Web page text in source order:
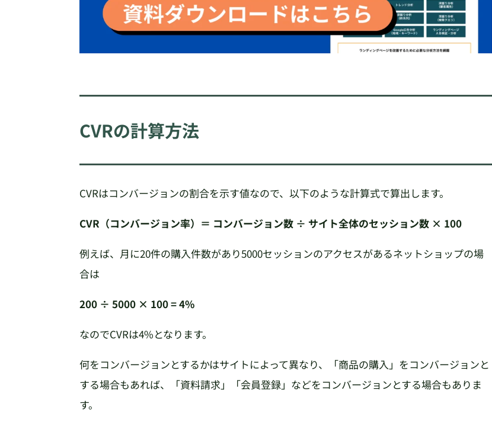
CVRの計算方法
CVRはコンバージョンの割合を示す値なので、以下のような計算式で算出します。
CVR（コンバージョン率）＝ コンバージョン数 ÷ サイト全体のセッション数 × 100
例えば、月に20件の購入件数があり5000セッションのアクセスがあるネットショップの場
合は
200 ÷ 5000 × 100 = 4%
なのでCVRは4%となります。
何をコンバージョンとするかはサイトによって異なり、「商品の購入」をコンバージョンと
する場合もあれば、「資料請求」「会員登録」などをコンバージョンとする場合もありま
す。